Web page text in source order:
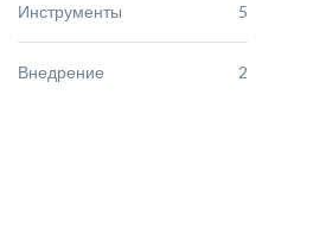
Инструменты 5
Внедрение 2